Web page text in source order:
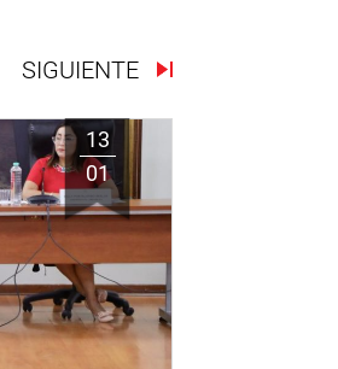
SIGUIENTE
13
01